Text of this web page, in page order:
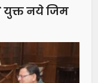
नये जिम